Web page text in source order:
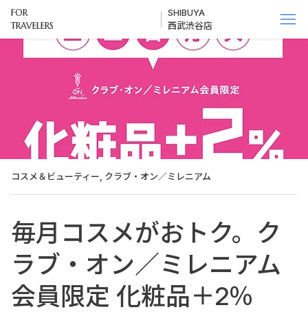
FOR
TRAVELERS
SHIBUYA
​西武渋谷店
コスメ＆ビューティー, クラブ・オン／ミレニアム
毎月コスメがおトク。ク
ラブ・オン／ミレニアム
会員限定 化粧品＋2％